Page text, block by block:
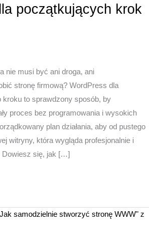
początkujących krok
nie musi być ani droga, ani
stronę firmową? WordPress dla
to sprawdzony sposób, by
proces bez programowania i wysokich
plan działania, aby od pustego
witryny, która wygląda profesjonalnie i
Dowiesz się, jak […]